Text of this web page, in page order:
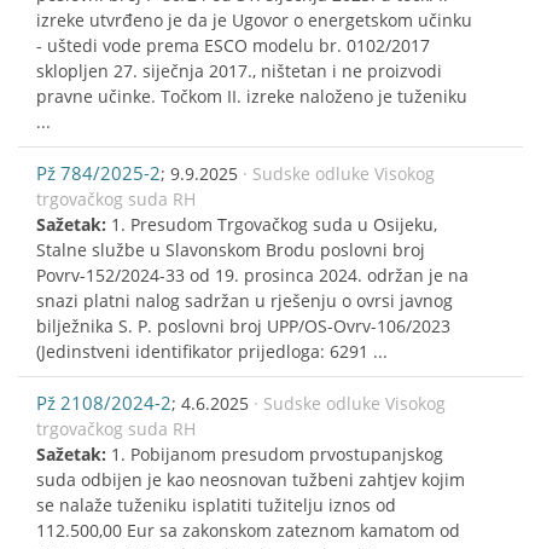
izreke utvrđeno je da je Ugovor o energetskom učinku
- uštedi vode prema ESCO modelu br. 0102/2017
sklopljen 27. siječnja 2017., ništetan i ne proizvodi
pravne učinke. Točkom II. izreke naloženo je tuženiku
...
Pž 784/2025-2; 9.9.2025 · Sudske odluke Visokog
trgovačkog suda RH
Sažetak: 1. Presudom Trgovačkog suda u Osijeku,
Stalne službe u Slavonskom Brodu poslovni broj
Povrv-152/2024-33 od 19. prosinca 2024. održan je na
snazi platni nalog sadržan u rješenju o ovrsi javnog
bilježnika S. P. poslovni broj UPP/OS-Ovrv-106/2023
(Jedinstveni identifikator prijedloga: 6291 ...
Pž 2108/2024-2; 4.6.2025 · Sudske odluke Visokog
trgovačkog suda RH
Sažetak: 1. Pobijanom presudom prvostupanjskog
suda odbijen je kao neosnovan tužbeni zahtjev kojim
se nalaže tuženiku isplatiti tužitelju iznos od
112.500,00 Eur sa zakonskom zateznom kamatom od